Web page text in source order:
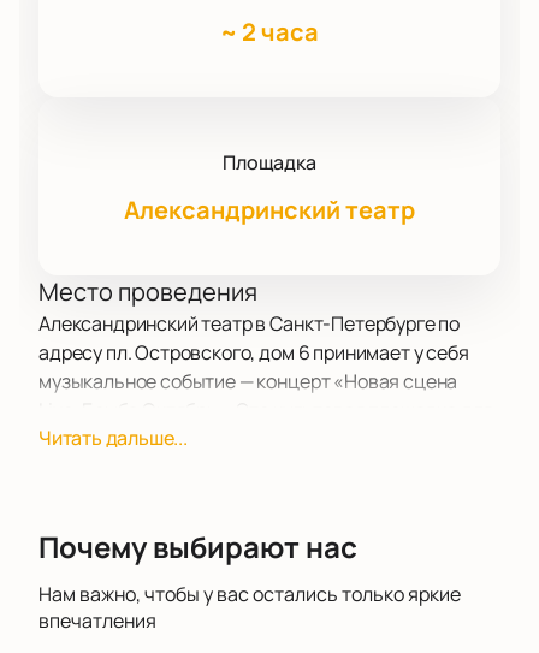
~ 2 часа
Площадка
Александринский театр
Место проведения
Александринский театр в Санкт-Петербурге по
адресу пл. Островского, дом 6 принимает у себя
музыкальное событие — концерт «Новая сцена
поклонников музыки, которая радует гостей
Концерт «Новая сцена Live: Бомба Октябрь» станет
одним из самых заметных событий сезона. На
сцену выйдут популярные исполнители, чьи
композиции уже полюбились публике по всей
Читать дальше...
Почему выбирают нас
Нам важно, чтобы у вас остались только яркие
впечатления